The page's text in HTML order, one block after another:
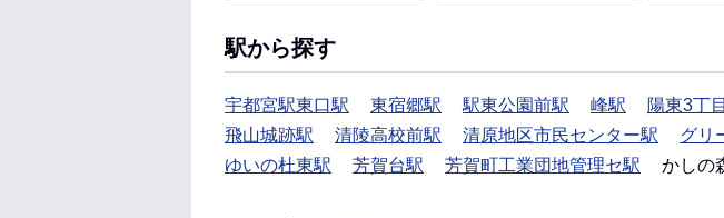
駅から探す
宇都宮駅東口駅 東宿郷駅 駅東公園前駅 峰駅 陽東3丁
飛山城跡駅
清陵高校前駅 清原地区市民センター駅 グリ
ゆいの杜東駅
芳賀台駅 芳賀町工業団地管理セ駅 かしの